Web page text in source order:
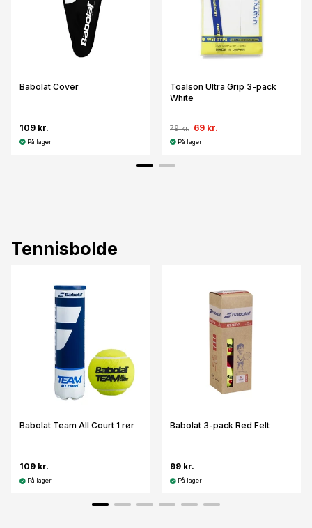
Babolat Cover
109 kr.
På lager
Toalson Ultra Grip 3-pack
White
79 kr. 69 kr.
På lager
Tennisbolde
Babolat Team All Court 1 rør
109 kr.
På lager
Babolat 3-pack Red Felt
99 kr.
På lager